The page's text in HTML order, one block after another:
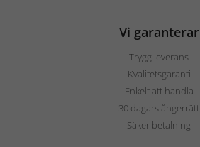
Vi garanterar
Trygg leverans
Kvalitetsgaranti
Enkelt att handla
30 dagars ångerrätt
Säker betalning